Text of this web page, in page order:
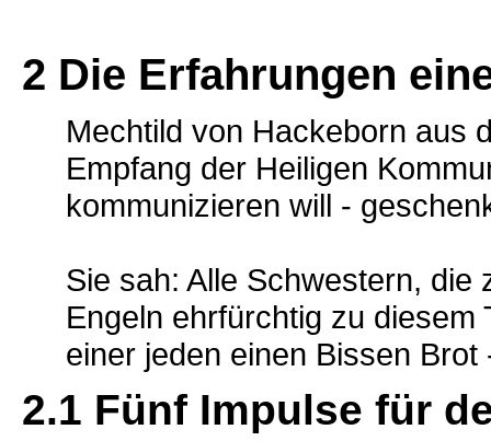
2 Die Erfahrungen
Mechtild von Hackeborn aus
Empfang der Heiligen
kommunizieren will -
Sie sah: Alle Schwestern,
Engeln ehrfürchtig zu
einer jeden einen Bissen
2.1 Fünf Impulse für